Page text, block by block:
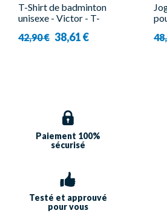
T-Shirt de badminton
unisexe - Victor - T-
42,90 € 38,61 €
Paiement 100%
sécurisé
Testé et approuvé
pour vous